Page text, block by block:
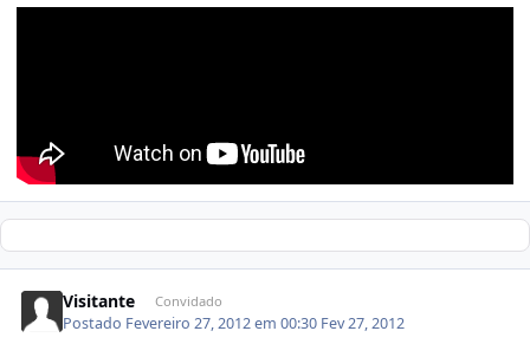
Visitante Convidado
Postado Fevereiro 27, 2012 em 00:30 Fev 27, 2012